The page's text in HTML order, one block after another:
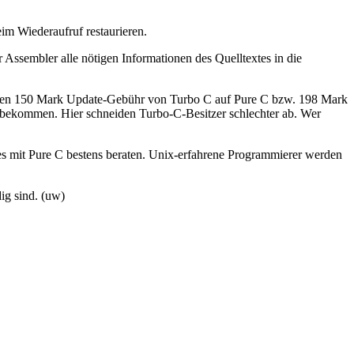
Wiederaufruf restaurieren.
alle nötigen Informationen des Quelltextes in die
150 Mark Update-Gebühr von Turbo C auf Pure C bzw. 198 Mark
Hier schneiden Turbo-C-Besitzer schlechter ab. Wer
Pure C bestens beraten. Unix-erfahrene Programmierer werden
sind. (uw)